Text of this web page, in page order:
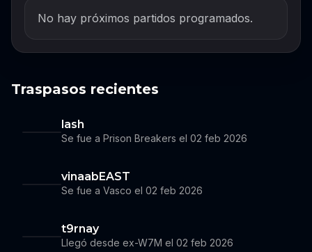
No hay próximos partidos programados.
Traspasos recientes
lash
Se fue a Prison Breakers el 02 feb 2026
vinaabEAST
Se fue a Vasco el 02 feb 2026
t9rnay
Llegó desde ex-W7M el 02 feb 2026